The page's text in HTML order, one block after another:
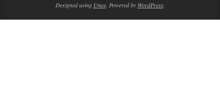
Designed using Unos. Powered by WordPress.